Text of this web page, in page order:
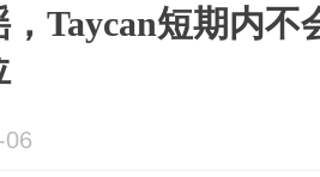
Taycan短期内不
06